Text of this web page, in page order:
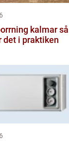
kalmar så
det i praktiken